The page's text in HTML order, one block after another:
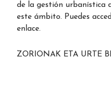
de la gestión urbanística
este ámbito. Puedes
enlace.
ZORIONAK ETA URTE